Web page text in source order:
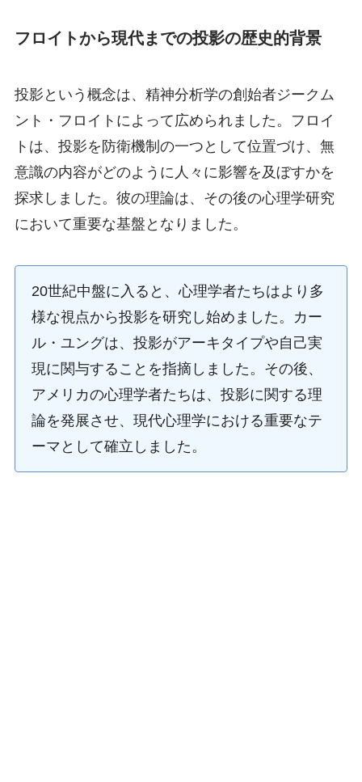
フロイトから現代までの投影の歴史的背景
投影という概念は、精神分析学の創始者ジークム
ント・フロイトによって広められました。フロイ
トは、投影を防衛機制の一つとして位置づけ、無
意識の内容がどのように人々に影響を及ぼすかを
探求しました。彼の理論は、その後の心理学研究
において重要な基盤となりました。
20世紀中盤に入ると、心理学者たちはより多
様な視点から投影を研究し始めました。カー
ル・ユングは、投影がアーキタイプや自己実
現に関与することを指摘しました。その後、
アメリカの心理学者たちは、投影に関する理
論を発展させ、現代心理学における重要なテ
ーマとして確立しました。